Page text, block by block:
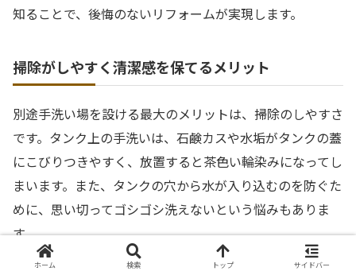
知ることで、後悔のないリフォームが実現します。
掃除がしやすく清潔感を保てるメリット
別途手洗い場を設ける最大のメリットは、掃除のしやすさ
です。タンク上の手洗いは、石鹸カスや水垢がタンクの蓋
にこびりつきやすく、放置すると茶色い輪染みになってし
まいます。また、タンクの穴から水が入り込むのを防ぐた
めに、思い切ってゴシゴシ洗えないという悩みもありま
す。
ホーム 検索 トップ サイドバー